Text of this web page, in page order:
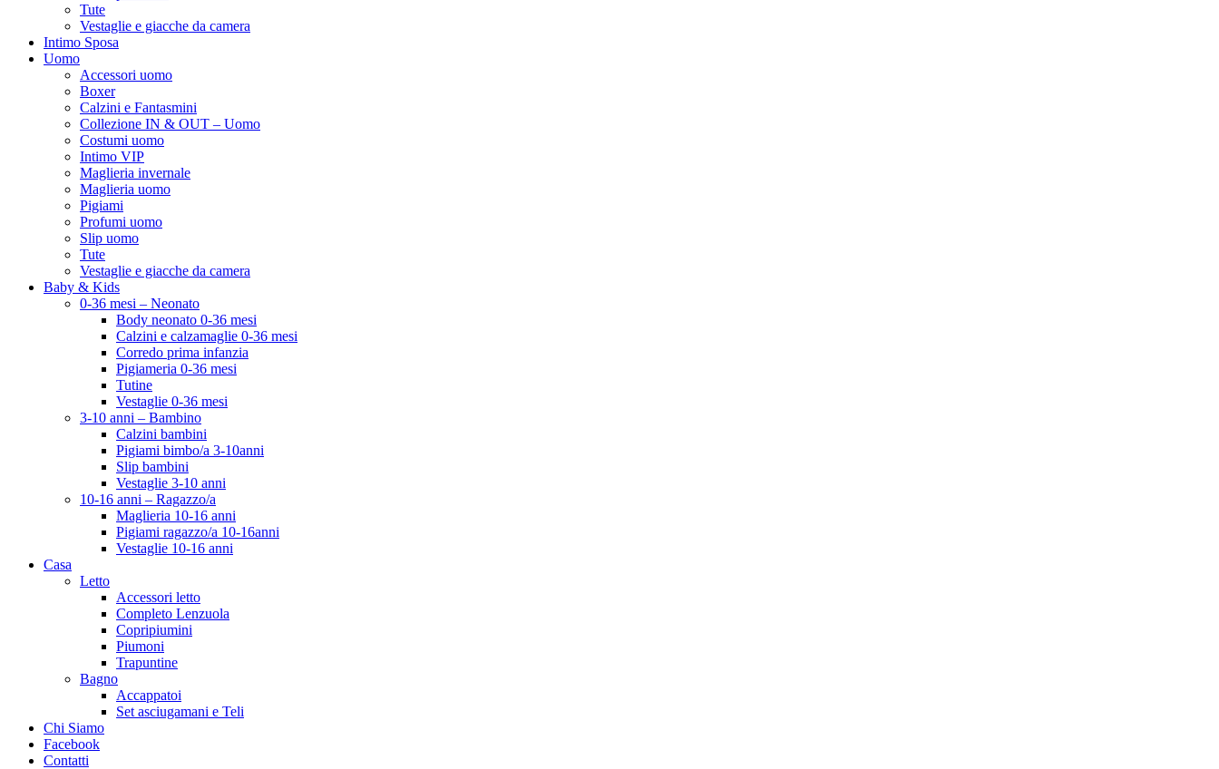
Tute
Vestaglie e giacche da camera
Intimo Sposa
Uomo
Accessori uomo
Boxer
Calzini e Fantasmini
Collezione IN & OUT – Uomo
Costumi uomo
Intimo VIP
Maglieria invernale
Maglieria uomo
Pigiami
Profumi uomo
Slip uomo
Tute
Vestaglie e giacche da camera
Baby & Kids
0-36 mesi – Neonato
Body neonato 0-36 mesi
Calzini e calzamaglie 0-36 mesi
Corredo prima infanzia
Pigiameria 0-36 mesi
Tutine
Vestaglie 0-36 mesi
3-10 anni – Bambino
Calzini bambini
Pigiami bimbo/a 3-10anni
Slip bambini
Vestaglie 3-10 anni
10-16 anni – Ragazzo/a
Maglieria 10-16 anni
Pigiami ragazzo/a 10-16anni
Vestaglie 10-16 anni
Casa
Letto
Accessori letto
Completo Lenzuola
Copripiumini
Piumoni
Trapuntine
Bagno
Accappatoi
Set asciugamani e Teli
Chi Siamo
Facebook
Contatti